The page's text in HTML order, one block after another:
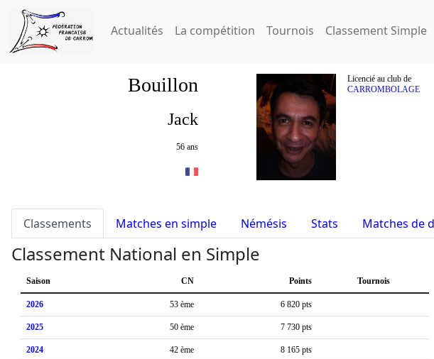
Actualités La compétition Tournois Classement Simple
Bouillon
Licencié au club de
CARROMBOLAGE
Jack
56 ans
Classements Matches en simple Némésis Stats Matches de
Classement National en Simple
Saison CN Points Tournois
2026 53 ème 6 820 pts
2025 50 ème 7 730 pts
2024 42 ème 8 165 pts